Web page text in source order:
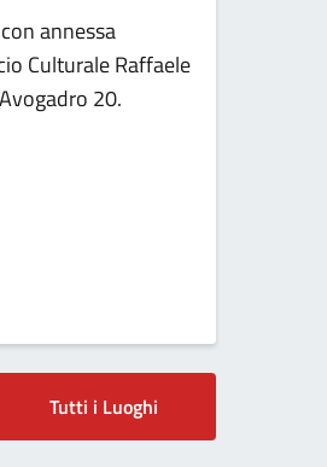
annessa
Culturale Raffaele
20.
CONSECTETUR ADIPISCING ELIT…
Tutti i Luoghi